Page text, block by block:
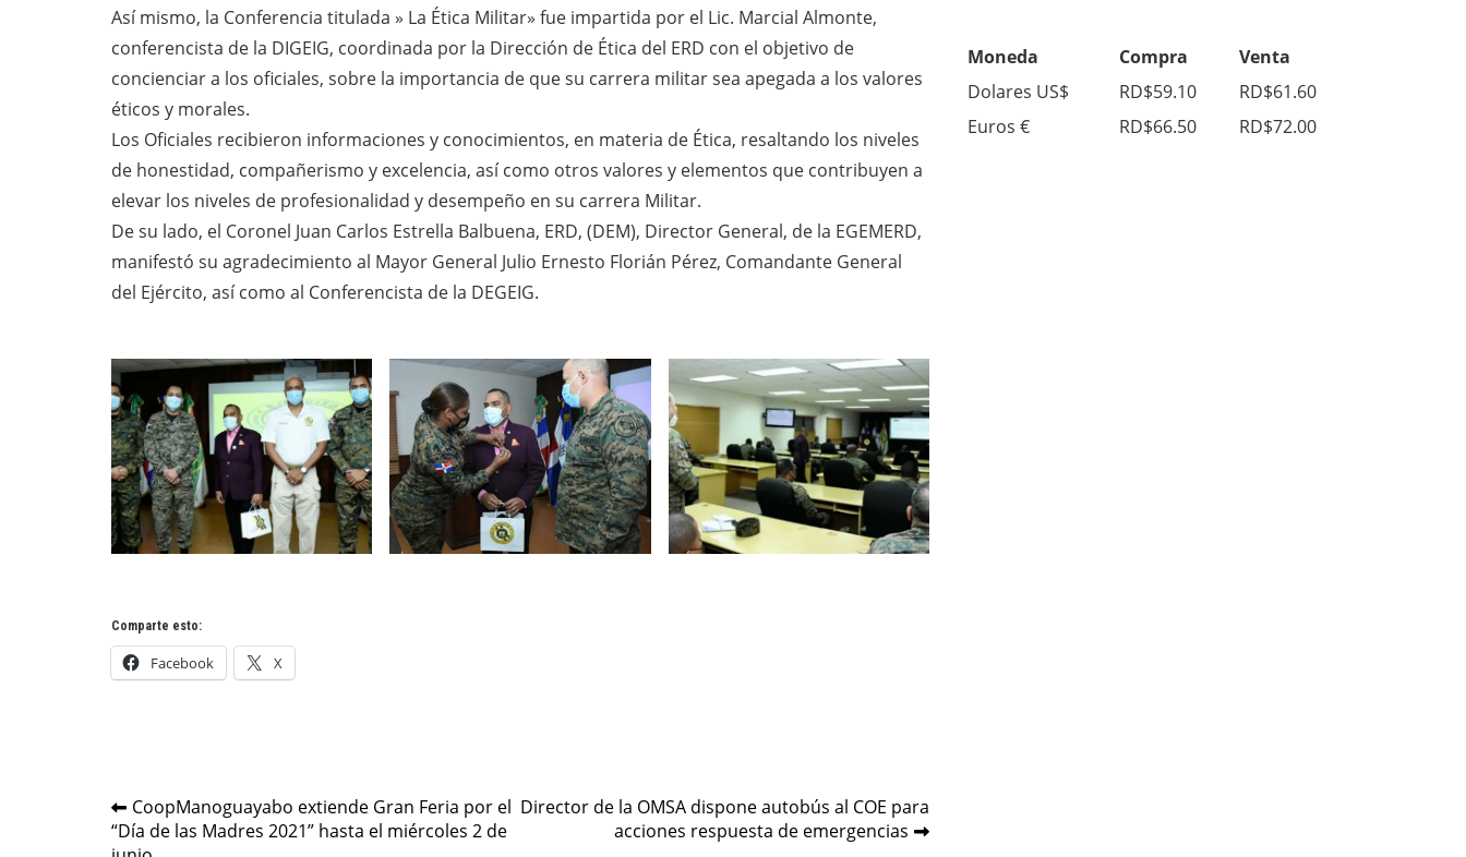
Así mismo, la Conferencia titulada » La Ética Militar» fue impartida por el Lic. Marcial Almonte,
conferencista de la DIGEIG, coordinada por la Dirección de Ética del ERD con el objetivo de
concienciar a los oficiales, sobre la importancia de que su carrera militar sea apegada a los valores
éticos y morales.
Los Oficiales recibieron informaciones y conocimientos, en materia de Ética, resaltando los niveles
de honestidad, compañerismo y excelencia, así como otros valores y elementos que contribuyen a
elevar los niveles de profesionalidad y desempeño en su carrera Militar.
De su lado, el Coronel Juan Carlos Estrella Balbuena, ERD, (DEM), Director General, de la EGEMERD,
manifestó su agradecimiento al Mayor General Julio Ernesto Florián Pérez, Comandante General
del Ejército, así como al Conferencista de la DEGEIG.
Comparte esto:
Facebook X
Navegación
de
CoopManoguayabo extiende Gran Feria por el
“Día de las Madres 2021” hasta el miércoles 2 de
Director de la OMSA dispone autobús al COE para
acciones respuesta de emergencias
Moneda Compra
Venta
Dolares US$
RD$59.10
RD$61.60
Euros €
RD$66.50 RD$72.00